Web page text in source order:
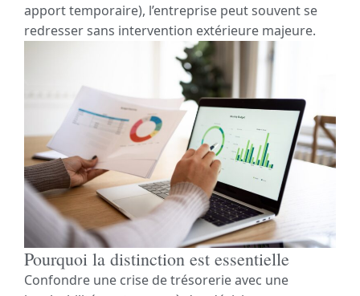
apport temporaire), l’entreprise peut souvent se
redresser sans intervention extérieure majeure.
Pourquoi la distinction est essentielle
Confondre une crise de trésorerie avec une